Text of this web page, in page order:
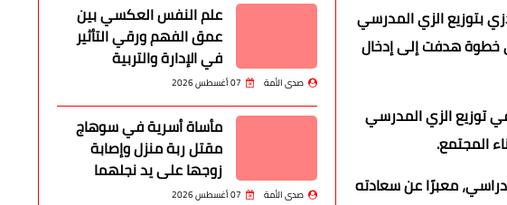
بتوزيع الزي المدرسي
خطوة هدفت إلى إدخال
توزيع الزي المدرسي
المجتمع.
معبرًا عن سعادته
علم النفس العكسي بين
عمق الفهم ورقي التأثير
في الإدارة والتربية
صدى الأمة 07 أغسطس 2026
مأساة أسرية في سوهاج
مقتل ربة منزل وإصابة
زوجها على يد نجلهما
صدى الأمة 07 أغسطس 2026